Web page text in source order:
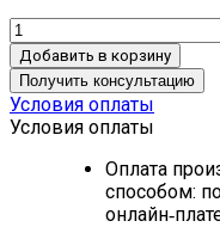
Добавить в корзину
Получить консультацию
Условия оплаты
Условия оплаты
Оплата
способом: